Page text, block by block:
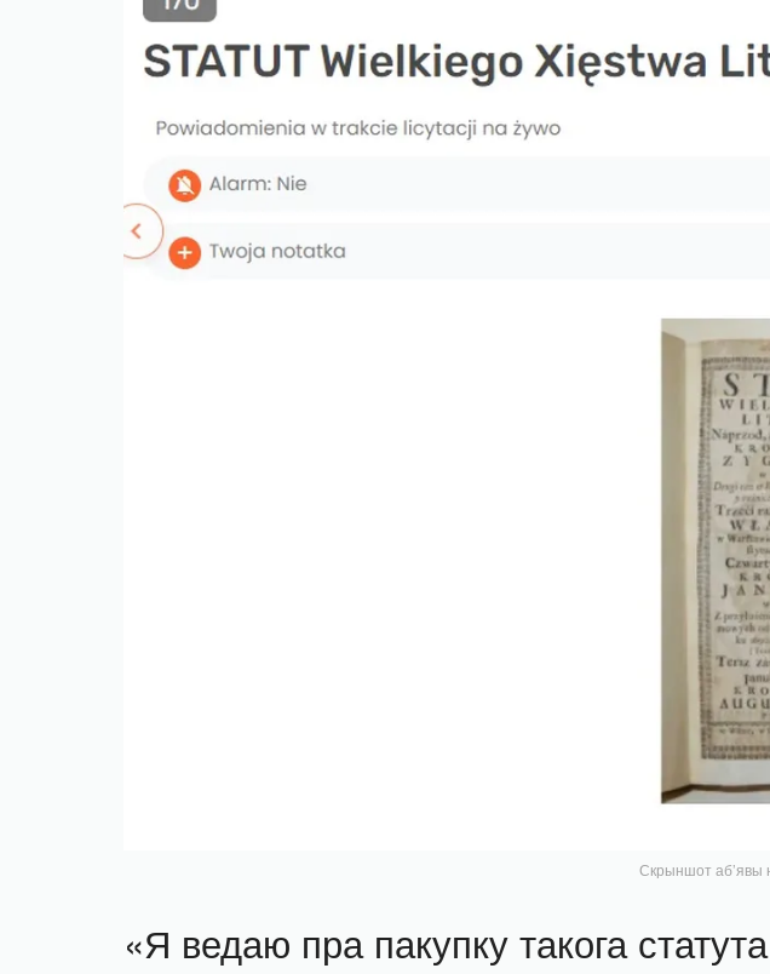
Скрыншот аб’явы
«Я ведаю пра пакупку такога